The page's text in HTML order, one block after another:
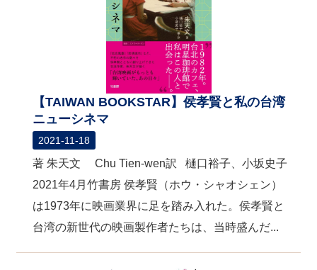
【TAIWAN BOOKSTAR】侯孝賢と私の台湾
ニューシネマ
2021-11-18
著 朱天文 Chu Tien-wen訳 樋口裕子、小坂史子
2021年4月竹書房 侯孝賢（ホウ・シャオシェン）
は1973年に映画業界に足を踏み入れた。侯孝賢と
台湾の新世代の映画製作者たちは、当時盛んだ...